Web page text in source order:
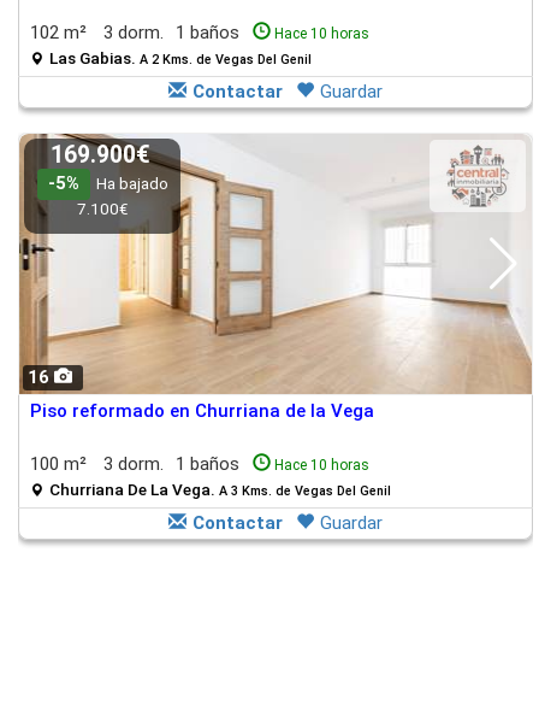
102 m² 3 dorm. 1 baños Hace 10 horas
Las Gabias. A 2 Kms. de Vegas Del Genil
Contactar Guardar
16
169.900€
-5%
Ha bajado
7.100€
Piso reformado en Churriana de la Vega
100 m² 3 dorm. 1 baños Hace 10 horas
Churriana De La Vega. A 3 Kms. de Vegas Del Genil
Contactar Guardar